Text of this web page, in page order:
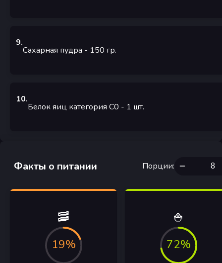
9.
Сахарная пудра - 150 гр.
10.
Белок яиц категория С0 - 1 шт.
Факты о питании Порции:
🥓
19%
🍚
72%